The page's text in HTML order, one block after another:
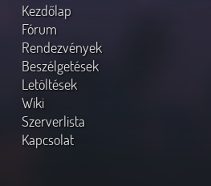
Kezdőlap
Fórum
Rendezvények
Beszélgetések
Letöltések
Wiki
Szerverlista
Kapcsolat